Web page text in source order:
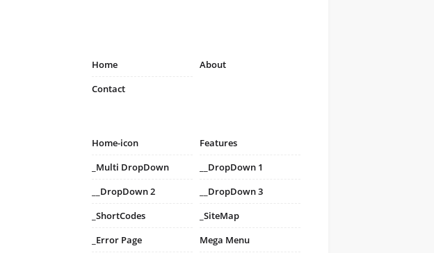
Home
About
Contact
Home-icon
Features
_Multi DropDown
__DropDown 1
__DropDown 2
__DropDown 3
_ShortCodes
_SiteMap
_Error Page
Mega Menu